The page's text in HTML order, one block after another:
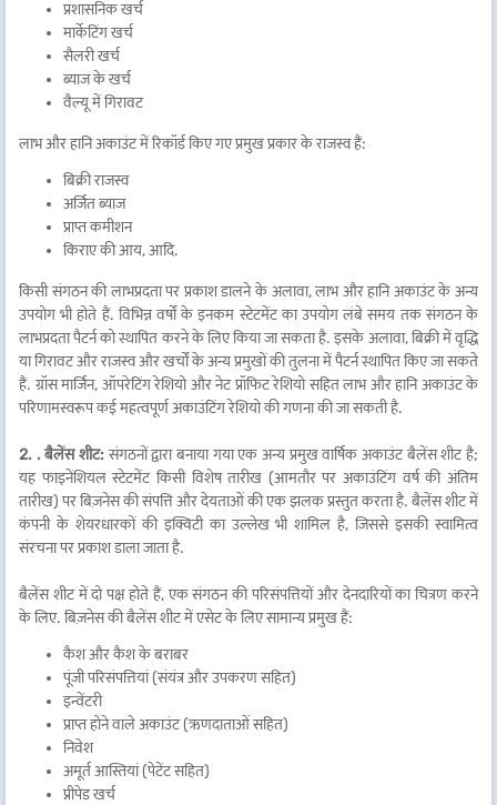
प्रशासनिक खर्च
मार्केटिंग खर्च
सैलरी खर्च
ब्याज के खर्च
वैल्यू में गिरावट
लाभ और हानि अकाउंट में रिकॉर्ड किए गए प्रमुख प्रकार के राजस्व हैं:
बिक्री राजस्व
अर्जित ब्याज
प्राप्त कमीशन
किराए की आय, आदि.
किसी संगठन की लाभप्रदता पर प्रकाश डालने के अलावा, लाभ और हानि अकाउंट के अन्य
उपयोग भी होते हैं. विभिन्न वर्षों के इनकम स्टेटमेंट का उपयोग लंबे समय तक संगठन के
लाभप्रदता पैटर्न को स्थापित करने के लिए किया जा सकता है. इसके अलावा, बिक्री में वृद्धि
या गिरावट और राजस्व और खर्चों के अन्य प्रमुखों की तुलना में पैटर्न स्थापित किए जा सकते
हैं. ग्रॉस मार्जिन, ऑपरेटिंग रेशियो और नेट प्रॉफिट रेशियो सहित लाभ और हानि अकाउंट के
परिणामस्वरूप कई महत्वपूर्ण अकाउंटिंग रेशियो की गणना की जा सकती है.
2. . बैलेंस शीट: संगठनों द्वारा बनाया गया एक अन्य प्रमुख वार्षिक अकाउंट बैलेंस शीट है;
यह फाइनेंशियल स्टेटमेंट किसी विशेष तारीख (आमतौर पर अकाउंटिंग वर्ष की अंतिम
तारीख) पर बिज़नेस की संपत्ति और देयताओं की एक झलक प्रस्तुत करता है. बैलेंस शीट में
कंपनी के शेयरधारकों की इक्विटी का उल्लेख भी शामिल है, जिससे इसकी स्वामित्व
संरचना पर प्रकाश डाला जाता है.
बैलेंस शीट में दो पक्ष होते हैं, एक संगठन की परिसंपत्तियों और देनदारियों का चित्रण करने
के लिए. बिज़नेस की बैलेंस शीट में एसेट के लिए सामान्य प्रमुख हैं:
कैश और कैश के बराबर
पूंजी परिसंपत्तियां (संयंत्र और उपकरण सहित)
इन्वेंटरी
प्राप्त होने वाले अकाउंट (ऋणदाताओं सहित)
निवेश
अमूर्त आस्तियां (पेटेंट सहित)
प्रीपेड खर्च